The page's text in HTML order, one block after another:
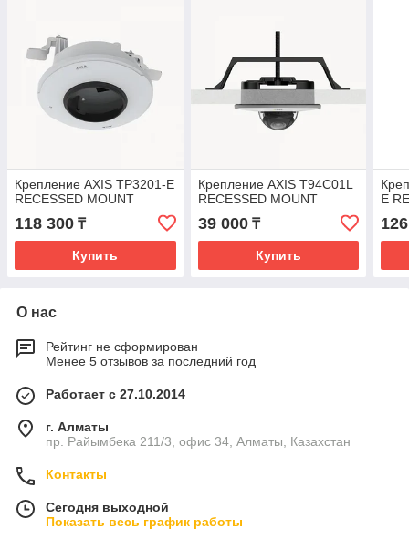
Крепление AXIS TP3201-E
RECESSED MOUNT
118 300 ₸
Купить
Крепление AXIS T94C01L
RECESSED MOUNT
39 000₸
Купить
E
О нас
Рейтинг не сформирован
Менее 5 отзывов за последний год
Работает с 27.10.2014
г. Алматы
пр. Райымбека 211/3, офис 34, Алматы, Казахстан
Контакты
Сегодня выходной
Показать весь график работы